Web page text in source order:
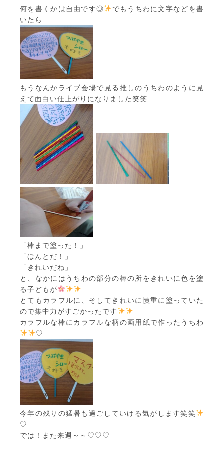
何を書くかは自由です◎
でもうちわに文字などを書
いたら…
もうなんかライブ会場で見る推しのうちわのように見
えて面白い仕上がりになりました笑笑
「棒まで塗った！」
「ほんとだ！」
「きれいだね」
と、なかにはうちわの部分の棒の所をきれいに色を塗
る子どもが
とてもカラフルに、そしてきれいに慎重に塗っていた
ので集中力がすごかったです
カラフルな棒にカラフルな柄の画用紙で作ったうちわ
♡
今年の残りの猛暑も過ごしていける気がします笑笑
♡
では！また来週～～♡♡♡